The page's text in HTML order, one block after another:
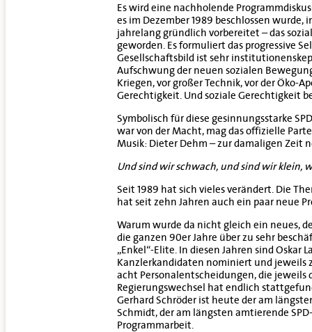
Es wird eine nachholende
es im Dezember 1989 beschlossen
jahrelang gründlich vorbereitet – das
geworden. Es formuliert das progressive
Gesellschaftsbild ist sehr
Aufschwung der neuen sozialen
Kriegen, vor großer Technik, vor der Öko-
Gerechtigkeit. Und soziale Gerechtigkeit
Symbolisch für diese gesinnungsstarke
war von der Macht, mag das offizielle
Musik: Dieter Dehm – zur damaligen Zeit
Und sind wir schwach, und sind wir klein,
Seit 1989 hat sich vieles verändert. Die
hat seit zehn Jahren auch ein paar neue
Warum wurde da nicht gleich ein neues,
die ganzen 90er Jahre über zu sehr
„Enkel“-Elite. In diesen Jahren sind
Kanzlerkandidaten nominiert und jeweils
acht Personalentscheidungen, die jeweils
Regierungswechsel hat endlich
Gerhard Schröder ist heute der am
Schmidt, der am längsten amtierende
Programmarbeit.